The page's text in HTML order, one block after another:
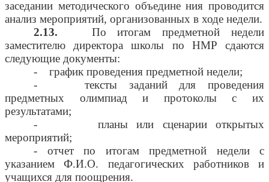
заседании методического объедине ния проводится
анализ мероприятий, организованных в ходе недели.
2.13. По итогам предметной недели
заместителю директора школы по НМР сдаются
следующие документы:
- график проведения предметной недели;
- тексты заданий для проведения
предметных олимпиад и протоколы с их
результатами;
- планы или сценарии открытых
мероприятий;
- отчет по итогам предметной недели с
указанием Ф.И.О. педагогических работников и
учащихся для поощрения.